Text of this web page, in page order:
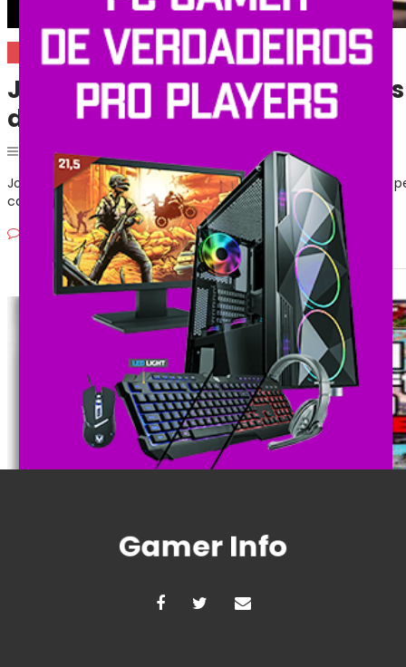
Games
Jogos para relaxar: os
descontrair
Postado em Por Shopinfo
Jogos para relaxar, mais conhecidos como cozy games, são
casuais sem a necessidade de enfrentar […]
Deixe um comentario
A história do GTA online: de
31 de maio de 2025 |